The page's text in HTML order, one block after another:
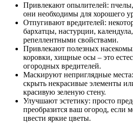
Привлекают опылителей:
они необходимы для хорошего
Отпугивают вредителей:
бархатцы, настурции,
репеллентными свойствами.
Привлекают полезных
коровки, хищные осы – это
огородных вредителей.
Маскируют неприглядные
скрыть некрасивые элементы
красивую зеленую стену.
Улучшают эстетику: просто
преобразится ваш огород, если
цвести яркие цветы.